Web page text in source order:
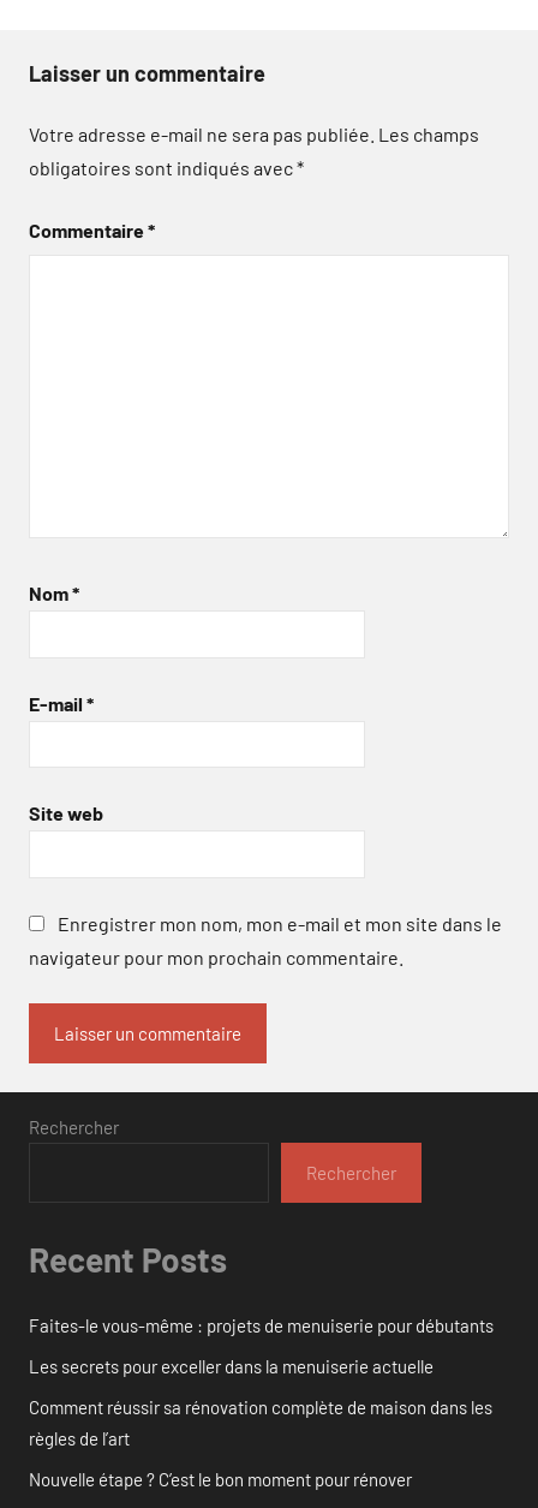
Laisser un commentaire
Votre adresse e-mail ne sera pas publiée. Les champs
obligatoires sont indiqués avec*
Commentaire*
Nom*
E-mail *
Site web
Enregistrer mon nom, mon e-mail et mon site dans le
navigateur pour mon prochain commentaire.
Rechercher
Rechercher
Recent Posts
Faites-le vous-même : projets de menuiserie pour débutants
Les secrets pour exceller dans la menuiserie actuelle
Comment réussir sa rénovation complète de maison dans les
règles de l’art
Nouvelle étape ? C’est le bon moment pour rénover